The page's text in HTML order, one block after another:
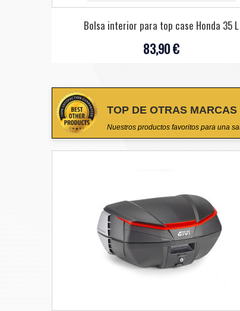
Bolsa interior para top case Honda 35 L
83,90 €
TOP DE OTRAS MARCAS
Nuestros productos favoritos para una